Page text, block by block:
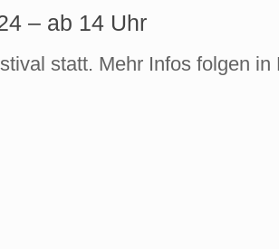
– ab 14 Uhr
statt. Mehr Infos folgen in